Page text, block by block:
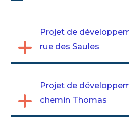
Projet de
rue des Saules
Projet de
chemin Thomas